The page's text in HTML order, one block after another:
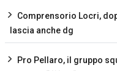
Comprensorio Locri,
lascia anche dg
Pro Pellaro, il gruppo